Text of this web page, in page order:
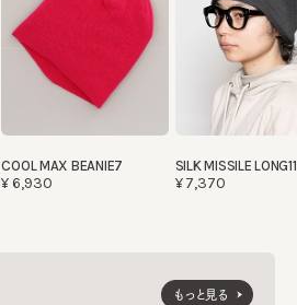
COOL MAX BEANIE7
¥6,930
SILK MISSILE LONG11
¥7,370
もっと見る